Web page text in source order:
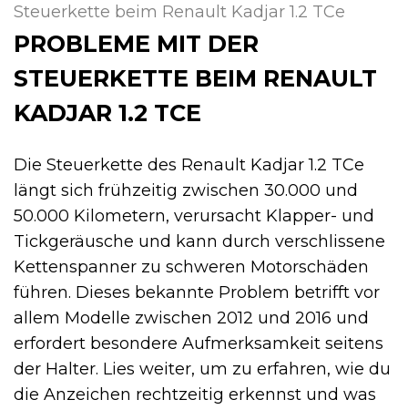
Steuerkette beim Renault Kadjar 1.2 TCe
PROBLEME MIT DER
STEUERKETTE BEIM RENAULT
KADJAR 1.2 TCE
Die Steuerkette des Renault Kadjar 1.2 TCe
längt sich frühzeitig zwischen 30.000 und
50.000 Kilometern, verursacht Klapper- und
Tickgeräusche und kann durch verschlissene
Kettenspanner zu schweren Motorschäden
führen. Dieses bekannte Problem betrifft vor
allem Modelle zwischen 2012 und 2016 und
erfordert besondere Aufmerksamkeit seitens
der Halter. Lies weiter, um zu erfahren, wie du
die Anzeichen rechtzeitig erkennst und was